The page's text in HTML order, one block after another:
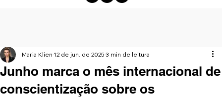
Junho marca o mês internacional de
conscientização sobre os
Maria Klien 12 de jun. de 2025 3 min de leitura